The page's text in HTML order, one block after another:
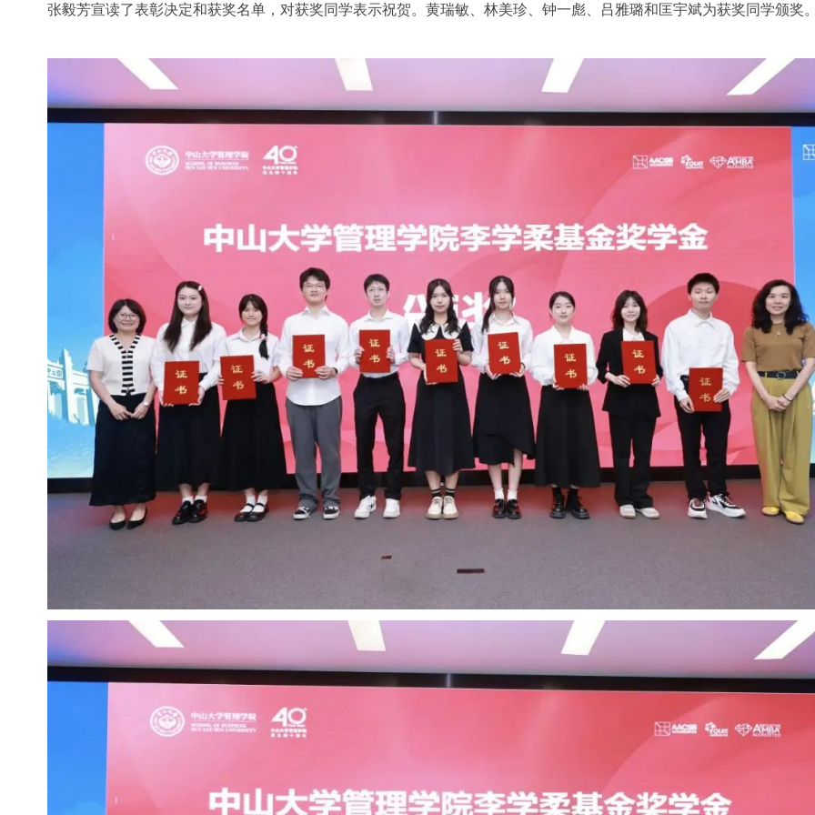
张毅芳宣读了表彰决定和获奖名单，对获奖同学表示祝贺。黄瑞敏、林美珍、钟一彪、吕雅璐和匡宇斌为获奖同学颁奖